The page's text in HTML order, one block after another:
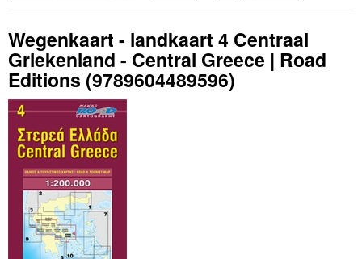
Wegenkaart - landkaart 4 Centraal
Griekenland - Central Greece | Road
Editions (9789604489596)